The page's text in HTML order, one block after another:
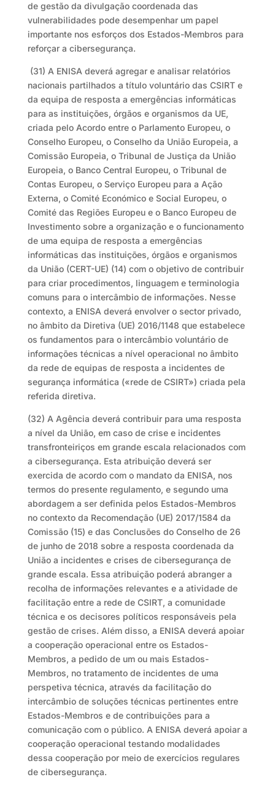
de gestão da divulgação coordenada das
vulnerabilidades pode desempenhar um papel
importante nos esforços dos Estados-Membros para
reforçar a cibersegurança.
(31) A ENISA deverá agregar e analisar relatórios
nacionais partilhados a título voluntário das CSIRT e
da equipa de resposta a emergências informáticas
para as instituições, órgãos e organismos da UE,
criada pelo Acordo entre o Parlamento Europeu, o
Conselho Europeu, o Conselho da União Europeia, a
Comissão Europeia, o Tribunal de Justiça da União
Europeia, o Banco Central Europeu, o Tribunal de
Contas Europeu, o Serviço Europeu para a Ação
Externa, o Comité Económico e Social Europeu, o
Comité das Regiões Europeu e o Banco Europeu de
Investimento sobre a organização e o funcionamento
de uma equipa de resposta a emergências
informáticas das instituições, órgãos e organismos
da União (CERT-UE) (14) com o objetivo de contribuir
para criar procedimentos, linguagem e terminologia
comuns para o intercâmbio de informações. Nesse
contexto, a ENISA deverá envolver o sector privado,
no âmbito da Diretiva (UE) 2016/1148 que estabelece
os fundamentos para o intercâmbio voluntário de
informações técnicas a nível operacional no âmbito
da rede de equipas de resposta a incidentes de
segurança informática («rede de CSIRT») criada pela
referida diretiva.
(32) A Agência deverá contribuir para uma resposta
a nível da União, em caso de crise e incidentes
transfronteiriços em grande escala relacionados com
a cibersegurança. Esta atribuição deverá ser
exercida de acordo com o mandato da ENISA, nos
termos do presente regulamento, e segundo uma
abordagem a ser definida pelos Estados-Membros
no contexto da Recomendação (UE) 2017/1584 da
Comissão (15) e das Conclusões do Conselho de 26
de junho de 2018 sobre a resposta coordenada da
União a incidentes e crises de cibersegurança de
grande escala. Essa atribuição poderá abranger a
recolha de informações relevantes e a atividade de
facilitação entre a rede de CSIRT, a comunidade
técnica e os decisores políticos responsáveis pela
gestão de crises. Além disso, a ENISA deverá apoiar
a cooperação operacional entre os Estados-
Membros, a pedido de um ou mais Estados-
Membros, no tratamento de incidentes de uma
perspetiva técnica, através da facilitação do
intercâmbio de soluções técnicas pertinentes entre
Estados-Membros e de contribuições para a
comunicação com o público. A ENISA deverá apoiar a
cooperação operacional testando modalidades
dessa cooperação por meio de exercícios regulares
de cibersegurança.